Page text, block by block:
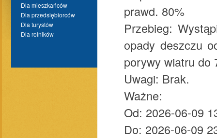
Dla mieszkańców
Dla przedsiębiorców
Dla turystów
Dla rolników
prawd. 80%
Przebieg:
opady deszczu
porywy wiatru do
Uwagi: Brak.
Ważne:
Od: 2026-06-09
Do: 2026-06-09